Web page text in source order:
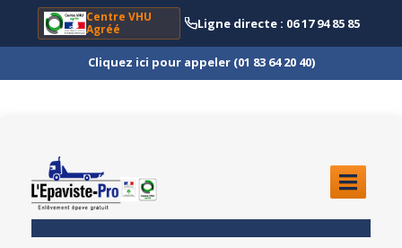
Centre VHU
Agréé
Ligne directe : 06 17 94 85 85
Cliquez ici pour appeler (01 83 64 20 40)